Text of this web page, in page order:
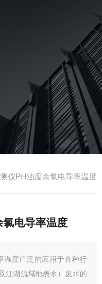
仪PH浊度余氯电导率温度
电导率温度
温度广泛的应用于各种行
江湖流域地表水）废水的